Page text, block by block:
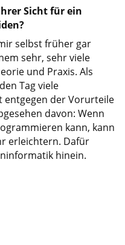
Sicht für ein
selbst früher gar
sehr, sehr viele
und Praxis. Als
Tag viele
entgegen der Vorurteile
davon: Wenn
kann, kann
erleichtern. Dafür
hinein.